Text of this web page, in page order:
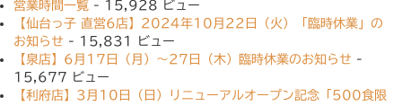
営業時間一覧 - 15,928 ビュー
【仙台っ子 直営6店】2024年10月22日（火）「臨時休業」の
お知らせ - 15,831 ビュー
【泉店】6月17日（月）〜27日（木）臨時休業のお知らせ -
15,677 ビュー
【利府店】3月10日（日）リニューアルオープン記念「500食限